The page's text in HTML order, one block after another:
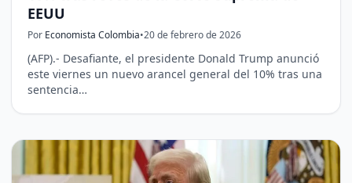
EEUU
Por Economista Colombia•20 de febrero de 2026
(AFP).- Desafiante, el presidente Donald Trump anunció
este viernes un nuevo arancel general del 10% tras una
sentencia…